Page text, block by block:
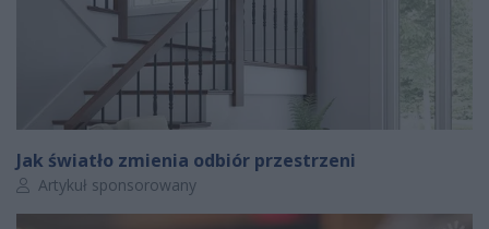
Jak światło zmienia odbiór przestrzeni
Autor artykułu:
Artykuł sponsorowany